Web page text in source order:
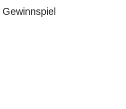
Gewinnspiel